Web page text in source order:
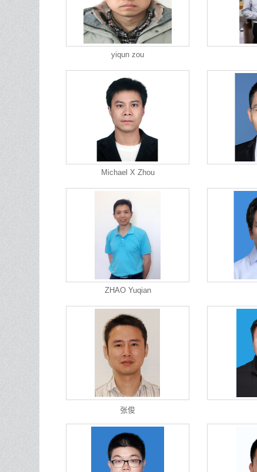
yiqun zou
Michael X Zhou
ZHAO Yuqian
张俊